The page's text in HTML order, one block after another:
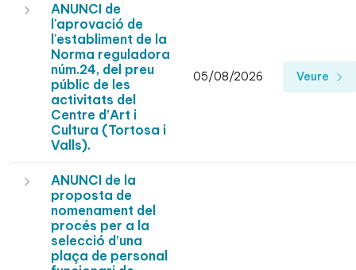
ANUNCI de
l'aprovació de
l'establiment de la
Norma reguladora
núm.24, del preu
públic de les
activitats del
Centre d’Art i
Cultura (Tortosa i
Valls).
05/08/2026 Veure
ANUNCI de la
proposta de
nomenament del
procés per a la
selecció d’una
plaça de personal